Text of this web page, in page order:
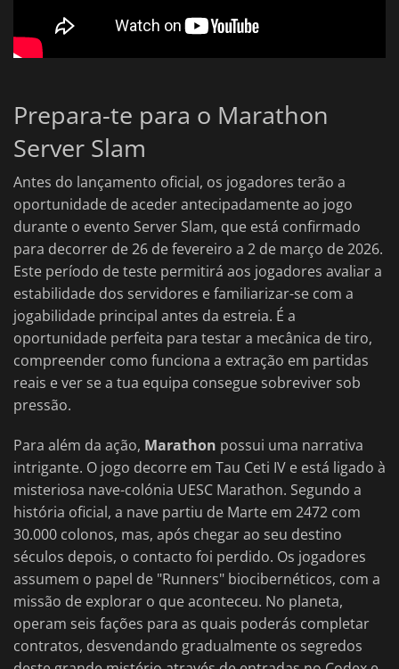
Prepara-te para o Marathon
Server Slam
Antes do lançamento oficial, os jogadores terão a
oportunidade de aceder antecipadamente ao jogo
durante o evento Server Slam, que está confirmado
para decorrer de 26 de fevereiro a 2 de março de 2026.
Este período de teste permitirá aos jogadores avaliar a
estabilidade dos servidores e familiarizar-se com a
jogabilidade principal antes da estreia. É a
oportunidade perfeita para testar a mecânica de tiro,
compreender como funciona a extração em partidas
reais e ver se a tua equipa consegue sobreviver sob
pressão.
Para além da ação, Marathon possui uma narrativa
intrigante. O jogo decorre em Tau Ceti IV e está ligado à
misteriosa nave-colónia UESC Marathon. Segundo a
história oficial, a nave partiu de Marte em 2472 com
30.000 colonos, mas, após chegar ao seu destino
séculos depois, o contacto foi perdido. Os jogadores
assumem o papel de "Runners" biocibernéticos, com a
missão de explorar o que aconteceu. No planeta,
operam seis fações para as quais poderás completar
contratos, desvendando gradualmente os segredos